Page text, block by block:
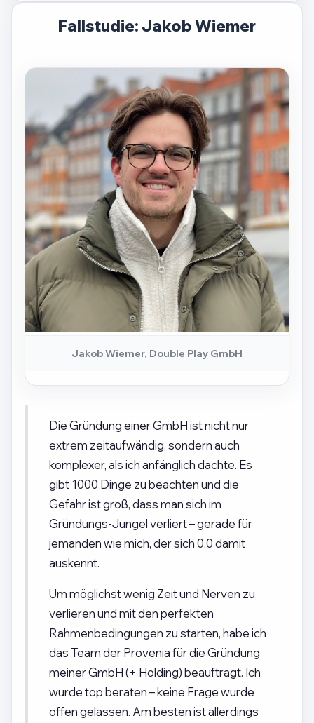
Fallstudie: Jakob Wiemer
Jakob Wiemer, Double Play GmbH
Die Gründung einer GmbH ist nicht nur
extrem zeitaufwändig, sondern auch
komplexer, als ich anfänglich dachte. Es
gibt 1000 Dinge zu beachten und die
Gefahr ist groß, dass man sich im
Gründungs-Jungel verliert – gerade für
jemanden wie mich, der sich 0,0 damit
auskennt.
Um möglichst wenig Zeit und Nerven zu
verlieren und mit den perfekten
Rahmenbedingungen zu starten, habe ich
das Team der Provenia für die Gründung
meiner GmbH (+ Holding) beauftragt. Ich
wurde top beraten – keine Frage wurde
offen gelassen. Am besten ist allerdings